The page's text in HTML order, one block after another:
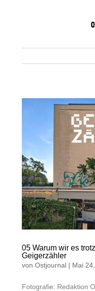
05 Warum wir es
Geigerzähler
von Ostjournal| Mai
Fotografie: Redaktion